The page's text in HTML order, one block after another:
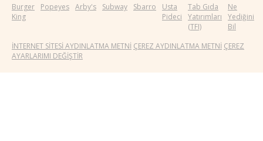
Burger
King
Popeyes Arby's Subway Sbarro
Usta
Pideci
Tab Gıda
Yatırımları
(TFI)
Ne
Yediğini
Bil
İNTERNET SİTESİ AYDINLATMA METNİ ÇEREZ AYDINLATMA METNİ ÇEREZ
AYARLARIMI DEĞİŞTİR